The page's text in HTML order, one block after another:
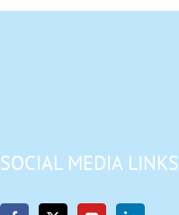
SOCIAL MEDIA LINKS